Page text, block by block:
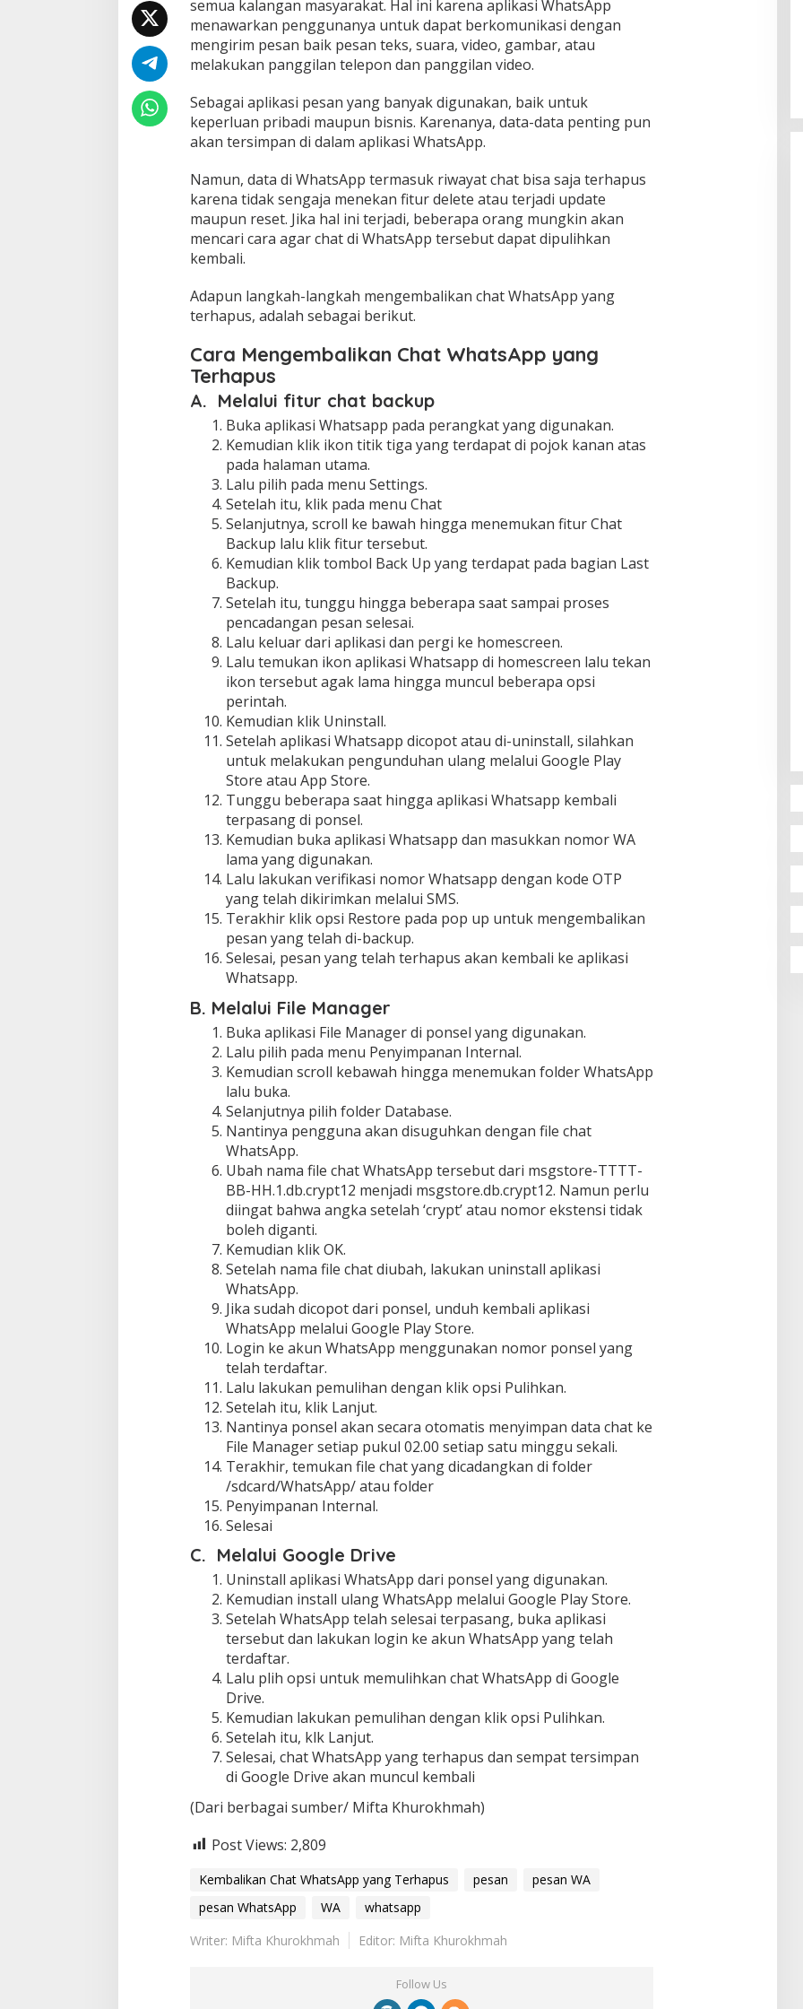
r
h
a
p
semua kalangan masyarakat. Hal ini karena aplikasi WhatsApp
menawarkan penggunanya untuk dapat berkomunikasi dengan
mengirim pesan baik pesan teks, suara, video, gambar, atau
melakukan panggilan telepon dan panggilan video.
Sebagai aplikasi pesan yang banyak digunakan, baik untuk
keperluan pribadi maupun bisnis. Karenanya, data-data penting pun
akan tersimpan di dalam aplikasi WhatsApp.
Namun, data di WhatsApp termasuk riwayat chat bisa saja terhapus
karena tidak sengaja menekan fitur delete atau terjadi update
maupun reset. Jika hal ini terjadi, beberapa orang mungkin akan
mencari cara agar chat di WhatsApp tersebut dapat dipulihkan
kembali.
Adapun langkah-langkah mengembalikan chat WhatsApp yang
terhapus, adalah sebagai berikut.
Cara Mengembalikan Chat WhatsApp yang
Terhapus
A. Melalui fitur chat backup
Buka aplikasi Whatsapp pada perangkat yang digunakan.
Kemudian klik ikon titik tiga yang terdapat di pojok kanan atas
pada halaman utama.
Lalu pilih pada menu Settings.
Setelah itu, klik pada menu Chat
Selanjutnya, scroll ke bawah hingga menemukan fitur Chat
Backup lalu klik fitur tersebut.
Kemudian klik tombol Back Up yang terdapat pada bagian Last
Backup.
Setelah itu, tunggu hingga beberapa saat sampai proses
pencadangan pesan selesai.
Lalu keluar dari aplikasi dan pergi ke homescreen.
Lalu temukan ikon aplikasi Whatsapp di homescreen lalu tekan
ikon tersebut agak lama hingga muncul beberapa opsi
perintah.
Kemudian klik Uninstall.
Setelah aplikasi Whatsapp dicopot atau di-uninstall, silahkan
untuk melakukan pengunduhan ulang melalui Google Play
Store atau App Store.
Tunggu beberapa saat hingga aplikasi Whatsapp kembali
terpasang di ponsel.
Kemudian buka aplikasi Whatsapp dan masukkan nomor WA
lama yang digunakan.
Lalu lakukan verifikasi nomor Whatsapp dengan kode OTP
yang telah dikirimkan melalui SMS.
Terakhir klik opsi Restore pada pop up untuk mengembalikan
pesan yang telah di-backup.
Selesai, pesan yang telah terhapus akan kembali ke aplikasi
Whatsapp.
B. Melalui File Manager
Buka aplikasi File Manager di ponsel yang digunakan.
Lalu pilih pada menu Penyimpanan Internal.
Kemudian scroll kebawah hingga menemukan folder WhatsApp
lalu buka.
Selanjutnya pilih folder Database.
Nantinya pengguna akan disuguhkan dengan file chat
WhatsApp.
Ubah nama file chat WhatsApp tersebut dari msgstore-TTTT-
BB-HH.1.db.crypt12 menjadi msgstore.db.crypt12. Namun perlu
diingat bahwa angka setelah ‘crypt’ atau nomor ekstensi tidak
boleh diganti.
Kemudian klik OK.
Setelah nama file chat diubah, lakukan uninstall aplikasi
WhatsApp.
Jika sudah dicopot dari ponsel, unduh kembali aplikasi
WhatsApp melalui Google Play Store.
Login ke akun WhatsApp menggunakan nomor ponsel yang
telah terdaftar.
Lalu lakukan pemulihan dengan klik opsi Pulihkan.
Setelah itu, klik Lanjut.
Nantinya ponsel akan secara otomatis menyimpan data chat ke
File Manager setiap pukul 02.00 setiap satu minggu sekali.
Terakhir, temukan file chat yang dicadangkan di folder
/sdcard/WhatsApp/ atau folder
Penyimpanan Internal.
Selesai
C. Melalui Google Drive
Uninstall aplikasi WhatsApp dari ponsel yang digunakan.
Kemudian install ulang WhatsApp melalui Google Play Store.
Setelah WhatsApp telah selesai terpasang, buka aplikasi
tersebut dan lakukan login ke akun WhatsApp yang telah
terdaftar.
Lalu plih opsi untuk memulihkan chat WhatsApp di Google
Drive.
Kemudian lakukan pemulihan dengan klik opsi Pulihkan.
Setelah itu, klk Lanjut.
Selesai, chat WhatsApp yang terhapus dan sempat tersimpan
di Google Drive akan muncul kembali
(Dari berbagai sumber/ Mifta Khurokhmah)
Post Views: 2,809
Kembalikan Chat WhatsApp yang Terhapus pesan
pesan WA
pesan WhatsApp
WA
whatsapp
Writer: Mifta Khurokhmah
Editor: Mifta Khurokhmah
Follow Us